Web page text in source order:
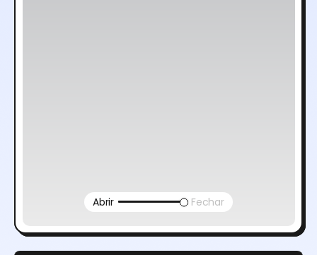
Abrir Fechar